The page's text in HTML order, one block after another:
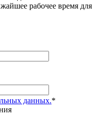
рабочее время для
данных.*